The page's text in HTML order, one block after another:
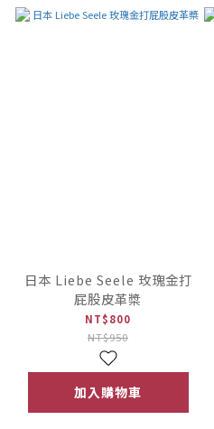
日本 Liebe Seele 玫瑰金打
屁股皮革槳
NT$800
NT$950
加入購物車